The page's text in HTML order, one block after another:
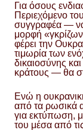
Για όσους
Περιεχόμενο
συγγραφέα — να
μορφή
φέρει την
τιμωρία των
δικαιοσύνης
κράτους — θα
Ενώ η
από τα ρωσικά
για εκτύπωση,
του μέσα από